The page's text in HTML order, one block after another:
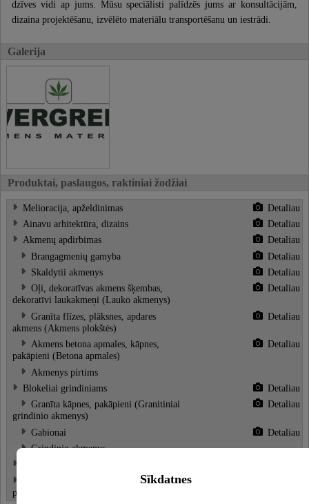
dzīves vidi ap jums. Mūsu speciālisti palīdzēs jums ar konsultācijām,
dizaina projektēšanu, izvēlēto materiālu transportēšanu un iestrādi.
Galerija
Produktai, paslaugos, raktiniai žodžiai
Melioracija, apželdinimas
Detaliau
Ainavu arhitektūra, dizains
Detaliau
Akmenų apdirbimas
Detaliau
Brangagmenių gamyba
Detaliau
Skaldytii akmenys
Detaliau
Oļi, dekoratīvas akmens šķembas,
dekoratīvi laukakmeņi (Lauko akmenys)
Detaliau
Granīta flīzes, plāksnes, apdares
akmens (Akmens plokštės)
Detaliau
Akmens betona apmales, kāpnes,
pakāpieni (Betona apmales)
Detaliau
Akmenys pirtims
Blokeliai grindiniams
Detaliau
Granīta kāpnes, pakāpieni (Granitiniai
grindinio akmenys)
Detaliau
Gabionai
Detaliau
Grindinio akmenys
Granīta puķu podi, kastes, vāzes (Granīta
puķu podi – kastes)
Sīkdatnes